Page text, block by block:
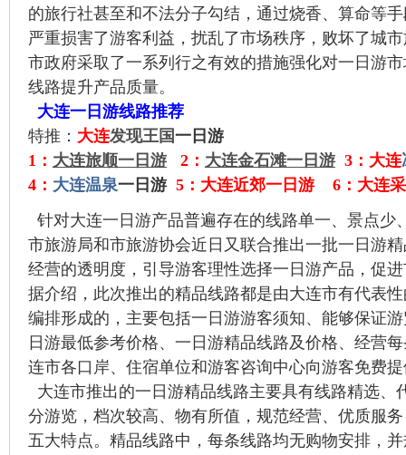
的旅行社甚至和不法分子勾结，通过烧香、算命等
严重损害了游客利益，扰乱了市场秩序，败坏了城
市政府采取了一系列行之有效的措施强化对一日游
线路提升产品质量。
大连一日游线路推荐
特推： 大连发现王国一日游
1： 大连旅顺一日游 2： 大连金石滩一日游 3： 大连
4： 大连温泉一日游 5： 大连近郊一日游6： 大连
针对大连一日游产品普遍存在的线路单一、景点少
市旅游局和市旅游协会近日又联合推出一批一日游
经营的透明度，引导游客理性选择一日游产品，促
据介绍，此次推出的精品线路都是由大连市有代表
编排形成的，主要包括一日游游客须知、能够保证
日游最低参考价格、一日游精品线路及价格、经营
连市各口岸、住宿单位和游客咨询中心向游客免费
大连市推出的一日游精品线路主要具有线路精选、
分游览，档次较高、物有所值，规范经营、优质服
五大特点。精品线路中，每条线路均无购物安排，